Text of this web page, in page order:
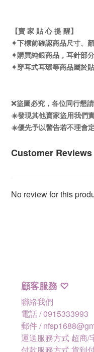
【賣 家 貼 心 提 醒】
✦下標前確認商品尺寸、
✦購買純銀商品，耳針部
✦穿耳式耳環等商品屬於
❌盜圖必究，各位同行懇
☀️發現其他賣家盜用我們
☀️優先予以警告若不理會
Customer Reviews
No review for this
顧客服務 ♡
聯絡我們
電話 / 0915333993
郵件 /
運送服務方式 超商/